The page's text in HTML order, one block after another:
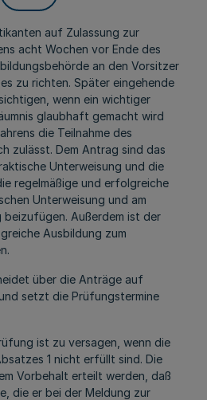
auf Zulassung zur
acht Wochen vor Ende des
an den Vorsitzer
zu richten. Später eingehende
wenn ein wichtiger
glaubhaft gemacht wird
die Teilnahme des
zulässt. Dem Antrag sind das
Unterweisung und die
regelmäßige und erfolgreiche
Unterweisung und am
beizufügen. Außerdem ist der
Ausbildung zum
über die Anträge auf
setzt die Prüfungstermine
ist zu versagen, wenn die
1 nicht erfüllt sind. Die
Vorbehalt erteilt werden, daß
die er bei der Meldung zur